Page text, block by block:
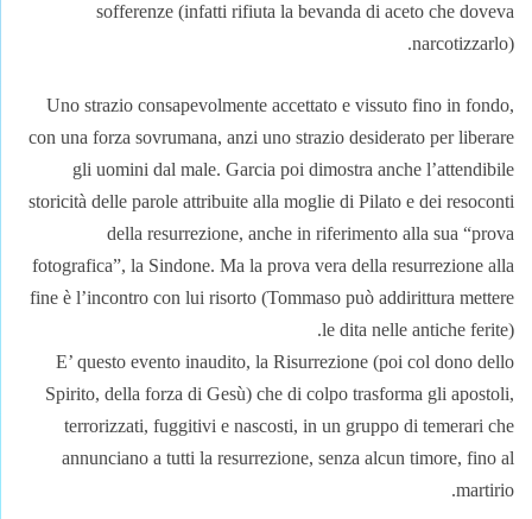
sofferenze (infatti rifiuta la bevanda di aceto che doveva
narcotizzarlo).
Uno strazio consapevolmente accettato e vissuto fino in fondo,
con una forza sovrumana, anzi uno strazio desiderato per liberare
gli uomini dal male. Garcia poi dimostra anche l’attendibile
storicità delle parole attribuite alla moglie di Pilato e dei resoconti
della resurrezione, anche in riferimento alla sua “prova
fotografica”, la Sindone. Ma la prova vera della resurrezione alla
fine è l’incontro con lui risorto (Tommaso può addirittura mettere
le dita nelle antiche ferite).
E’ questo evento inaudito, la Risurrezione (poi col dono dello
Spirito, della forza di Gesù) che di colpo trasforma gli apostoli,
terrorizzati, fuggitivi e nascosti, in un gruppo di temerari che
annunciano a tutti la resurrezione, senza alcun timore, fino al
martirio.